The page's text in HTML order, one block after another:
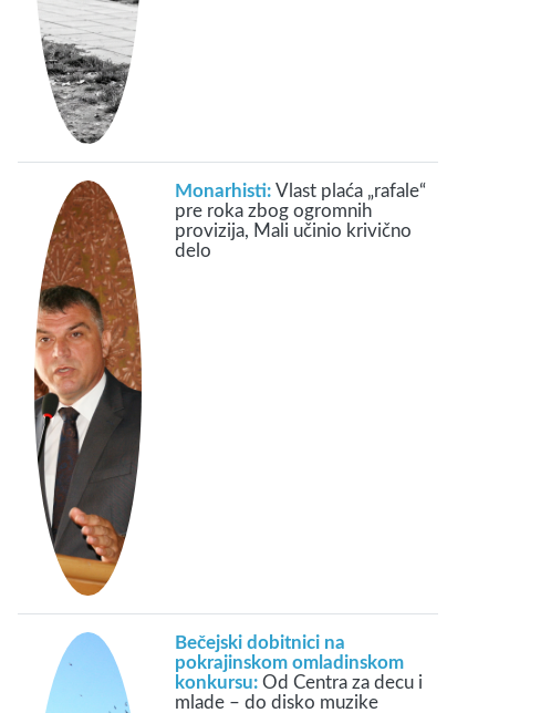
Monarhisti: Vlast plaća „rafale“
pre roka zbog ogromnih
provizija, Mali učinio krivično
delo
Bečejski dobitnici na
pokrajinskom omladinskom
konkursu: Od Centra za decu i
mlade – do disko muzike